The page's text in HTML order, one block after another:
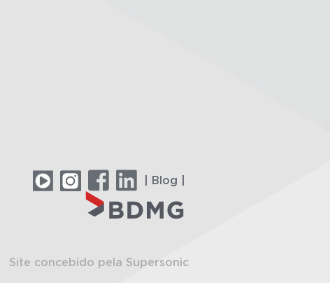
| Blog |
Site concebido pela Supersonic